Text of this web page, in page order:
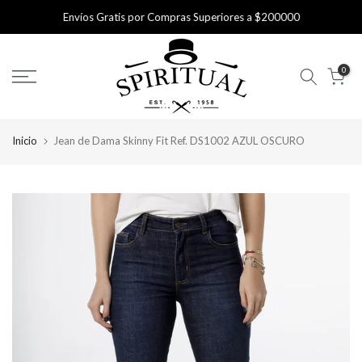
al
Envíos Gratis por Compras Superiores a $200000
0
Inicio Jean de Dama Skinny Fit Ref. DS1002 AZUL OSCURO